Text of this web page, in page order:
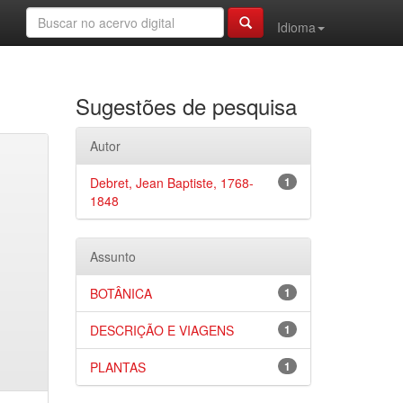
Idioma
Sugestões de pesquisa
Autor
1
Debret, Jean Baptiste, 1768-
1848
Assunto
1
BOTÂNICA
1
DESCRIÇÃO E VIAGENS
1
PLANTAS